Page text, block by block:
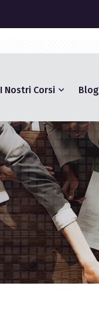
I Nostri Corsi Blog